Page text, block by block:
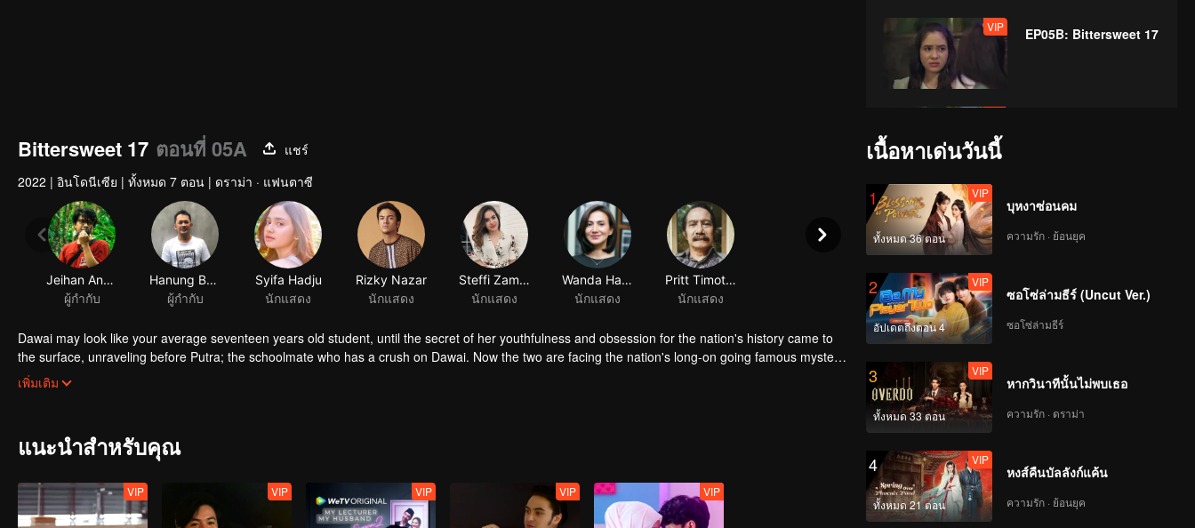
VIP EP05B: Bittersweet 17
VIP EP06B: Bittersweet 17
VIP EP07A: Bittersweet 17
VIP EP07B: Bittersweet 17
Bittersweet 17 ตอนที่ 05A
แชร์
2022 | อินโดนีเซีย | ทั้งหมด 7 ตอน | ดราม่า · แฟนตาซี
Jeihan Angga
ผู้กำกับ
Hanung Bramantyo
ผู้กำกับ
Syifa Hadju
นักแสดง
Rizky Nazar
นักแสดง
Steffi Zamora
นักแสดง
Wanda Hamidah
นักแสดง
Pritt Timothy
นักแสดง
Dawai may look like your average seventeen years old student, until the secret of her youthfulness and obsession for the nation's history came to
the surface, unraveling before Putra; the schoolmate who has a crush on Dawai. Now the two are facing the nation's long-on going famous mystery,
will 'love' be enough for them to get through all the obstacles?
เพิ่มเติม
แนะนำสำหรับคุณ
VIP VIP VIP VIP VIP
เนื้อหาเด่นวันนี้
1
ทั้งหมด 36 ตอน
VIP
บุหงาซ่อนคม
ความรัก · ย้อนยุค
2
อัปเดตถึงตอน 4
VIP
ซอโซ่ล่ามธีร์ (Uncut Ver.)
ซอโซ่ล่ามธีร์
3
ทั้งหมด 33 ตอน
VIP
หากวินาทีนั้นไม่พบเธอ
ความรัก · ดราม่า
4
ทั้งหมด 21 ตอน
VIP
หงส์คืนบัลลังก์แค้น
ความรัก · ย้อนยุค